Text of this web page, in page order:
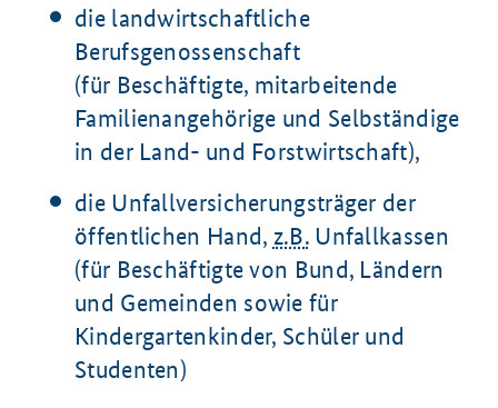
die landwirtschaftliche
Berufsgenossenschaft
(für Beschäftigte, mitarbeitende
Familienangehörige und Selbständige
in der Land- und Forstwirtschaft),
die Unfallversicherungsträger der
öffentlichen Hand, z.B.Unfallkassen
(für Beschäftigte von Bund, Ländern
und Gemeinden sowie für
Kindergartenkinder, Schüler und
Studenten)